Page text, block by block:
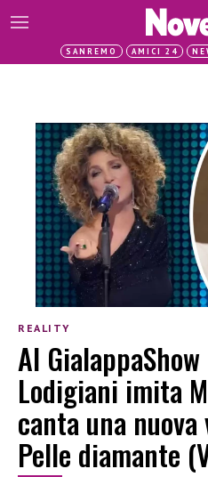
SANREMO AMICI 24
REALITY
Al
Lodigiani imita
canta una
Pelle diamante